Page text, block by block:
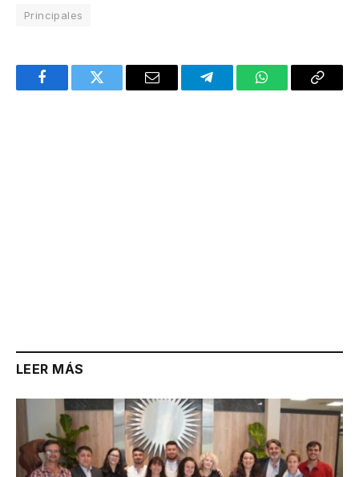
Principales
FacebookTwitter Email TelegramWhatsAppCopy
LEER MÁS